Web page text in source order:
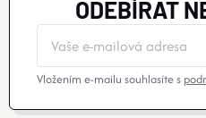
ODEBÍRAT
Vložením e-mailu souhlasíte s